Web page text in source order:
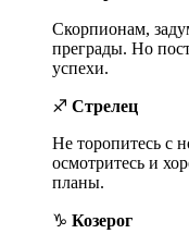
Скорпионам,
преграды. Но
успехи.
♐ Стрелец
Не торопитесь с
осмотритесь и
планы.
♑ Козерог